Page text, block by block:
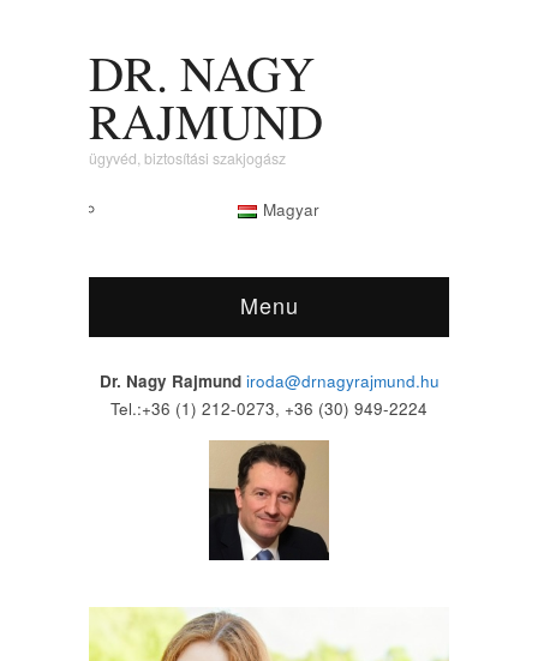
DR. NAGY
RAJMUND
ügyvéd, biztosítási szakjogász
Magyar
Menu
Dr. Nagy Rajmund iroda@drnagyrajmund.hu
Tel.:+36 (1) 212-0273, +36 (30) 949-2224